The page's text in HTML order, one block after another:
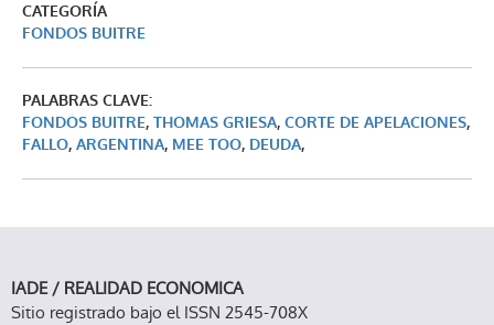
CATEGORÍA
FONDOS BUITRE
PALABRAS CLAVE:
FONDOS BUITRE, THOMAS GRIESA, CORTE DE APELACIONES,
FALLO, ARGENTINA, MEE TOO, DEUDA,
IADE / REALIDAD ECONOMICA
Sitio registrado bajo el ISSN 2545-708X